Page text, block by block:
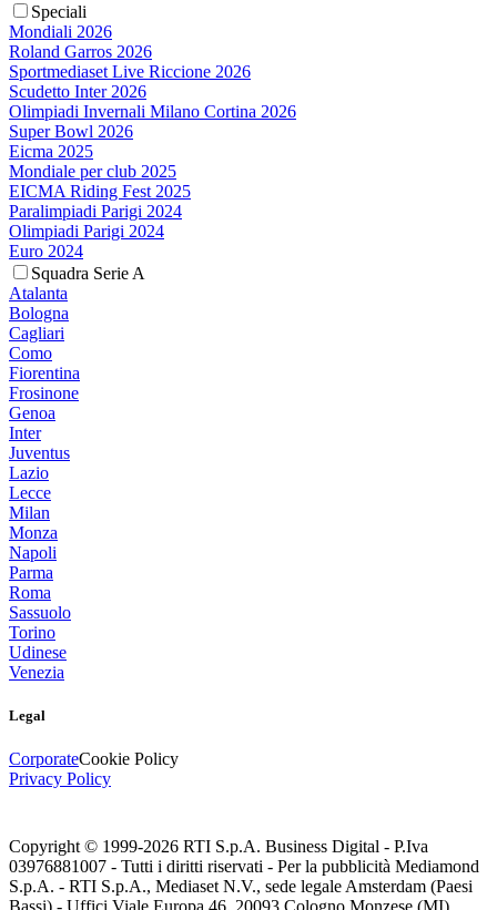
Speciali
Mondiali 2026
Roland Garros 2026
Sportmediaset Live Riccione 2026
Scudetto Inter 2026
Olimpiadi Invernali Milano Cortina 2026
Super Bowl 2026
Eicma 2025
Mondiale per club 2025
EICMA Riding Fest 2025
Paralimpiadi Parigi 2024
Olimpiadi Parigi 2024
Euro 2024
Squadra Serie A
Atalanta
Bologna
Cagliari
Como
Fiorentina
Frosinone
Genoa
Inter
Juventus
Lazio
Lecce
Milan
Monza
Napoli
Parma
Roma
Sassuolo
Torino
Udinese
Venezia
Legal
CorporateCookie Policy
Privacy Policy
Copyright © 1999-2026 RTI S.p.A. Business Digital - P.Iva
03976881007 - Tutti i diritti riservati - Per la pubblicità Mediamond
S.p.A. - RTI S.p.A., Mediaset N.V., sede legale Amsterdam (Paesi
Bassi) - Uffici Viale Europa 46, 20093 Cologno Monzese (MI)